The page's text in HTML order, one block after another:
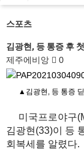
스포츠
김광현, 등 통증 후
제주에비앙
0
▲김광현, 등 통증
미국프로야구
김광현(33)이 등
회복세를 알렸다.